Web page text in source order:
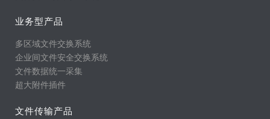
业务型产品
多区域文件交换系统
企业间文件安全交换系统
文件数据统一采集
超大附件插件
文件传输产品